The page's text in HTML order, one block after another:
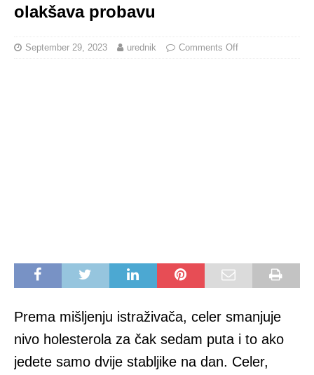
olakšava probavu
September 29, 2023 urednik Comments Off
Prema mišljenju istraživača, celer smanjuje
nivo holesterola za čak sedam puta i to ako
jedete samo dvije stabljike na dan. Celer,